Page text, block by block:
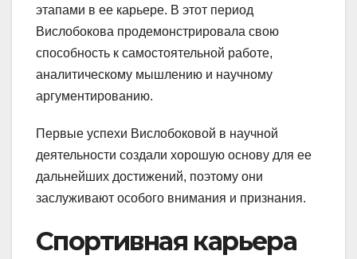
этапами в ее карьере. В этот период
Вислобокова продемонстрировала свою
способность к самостоятельной работе,
аналитическому мышлению и научному
аргументированию.
Первые успехи Вислобоковой в научной
деятельности создали хорошую основу для ее
дальнейших достижений, поэтому они
заслуживают особого внимания и признания.
Спортивная карьера